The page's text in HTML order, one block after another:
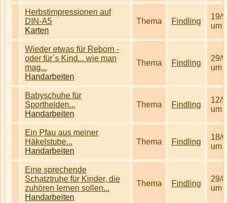
Herbstimpressionen auf
DIN-A5
Karten
Thema Findling
19/
um
Wieder etwas für Reborn -
oder für´s Kind... wie man
mag...
Handarbeiten
Thema Findling
29/
um
Babyschuhe für
Sporthelden...
Handarbeiten
Thema Findling
12/
um
Ein Pfau aus meiner
Häkelstube...
Handarbeiten
Thema Findling
18/
um
Eine sprechende
Schatztruhe für Kinder, die
zuhören lernen sollen...
Handarbeiten
Thema Findling
29/
um